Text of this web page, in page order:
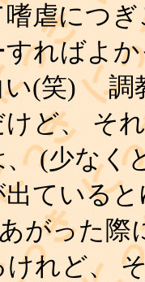
虐につ
ればよ
い(笑) 調
ど、 そ
(少なく
ている
がった際
れど、